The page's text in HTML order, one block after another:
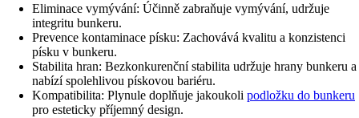
Eliminace vymývání: Účinně zabraňuje vymývání, udržuje
integritu bunkeru.
Prevence kontaminace písku: Zachovává kvalitu a konzistenci
písku v bunkeru.
Stabilita hran: Bezkonkurenční stabilita udržuje hrany bunkeru a
nabízí spolehlivou pískovou bariéru.
Kompatibilita: Plynule doplňuje jakoukoli podložku do bunkeru
pro esteticky příjemný design.